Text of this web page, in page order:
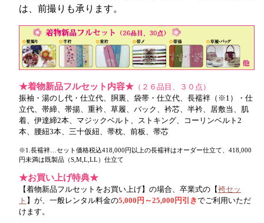
は、前撮りも承ります。
★着物新品フルセット内容★ （２６品目、３０点）
振袖・湯のし代・仕立代、胴裏、袋帯・仕立代、長襦袢（※1）・仕
立代、帯締、帯揚、重衿、草履、バック、衿芯、半衿、居敷当、肌
着、伊達締2本、マジックベルト、ストキング、コーリンベルト2
本、腰紐3本、三十仮紐、帯枕、前板、帯芯
※1.長襦袢…セット価格税込418,000円以上の長襦袢はオーダー仕立て、418,000
円未満は既製品（S,M,L,LL）仕立て
★お買い上げ特典★
【着物新品フルセットをお買い上げ】の場合、卒業式の【袴セッ
ト 】が、一般レンタル料金の5,000円～25,000円引きでご利用いただ
けます。